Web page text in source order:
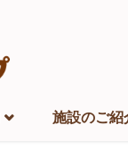
施設のご紹